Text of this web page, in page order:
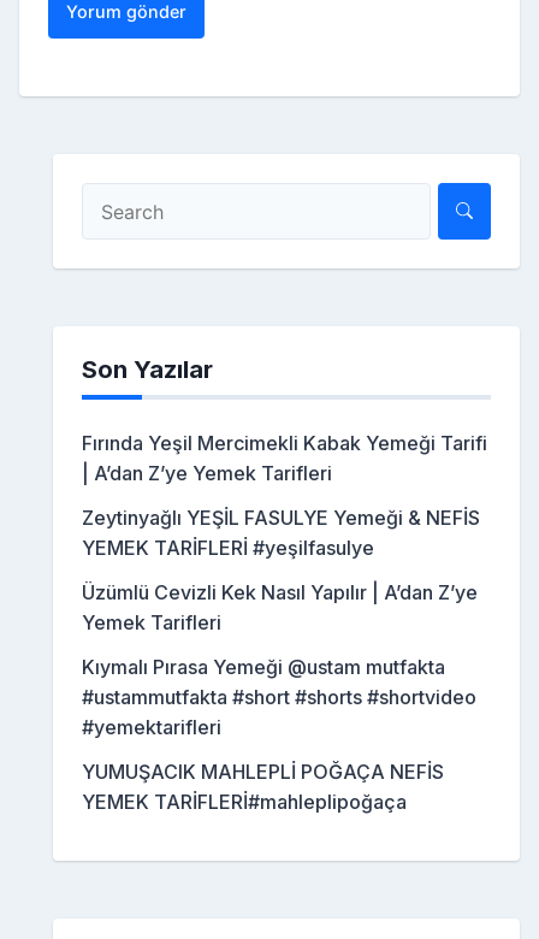
Son Yazılar
Fırında Yeşil Mercimekli Kabak Yemeği Tarifi
| A’dan Z’ye Yemek Tarifleri
Zeytinyağlı YEŞİL FASULYE Yemeği & NEFİS
YEMEK TARİFLERİ #yeşilfasulye
Üzümlü Cevizli Kek Nasıl Yapılır | A’dan Z’ye
Yemek Tarifleri
Kıymalı Pırasa Yemeği @ustam mutfakta
#ustammutfakta #short #shorts #shortvideo
#yemektarifleri
YUMUŞACIK MAHLEPLİ POĞAÇA NEFİS
YEMEK TARİFLERİ#mahleplipoğaça